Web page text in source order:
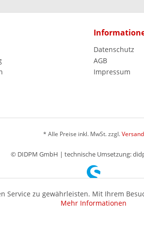
Datenschutz
AGB
Impressum
* Alle Preise inkl. MwSt. zzgl.Versand
© DIDPM GmbH | technische Umsetzung:
Service zu gewährleisten. Mit Ihrem
Mehr Informationen